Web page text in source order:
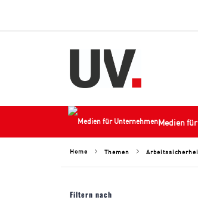
Medien
Home Themen
Filtern nach